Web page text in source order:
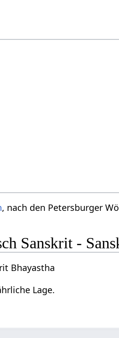
, nach den Petersburger
Sanskrit -
Bhayastha
Lage.